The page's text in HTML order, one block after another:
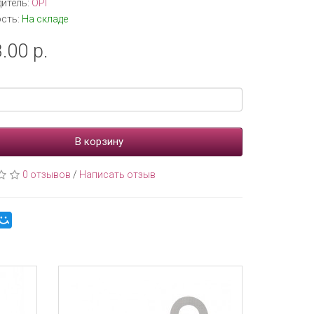
OPI
На складе
р.
В корзину
0 отзывов / Написать отзыв